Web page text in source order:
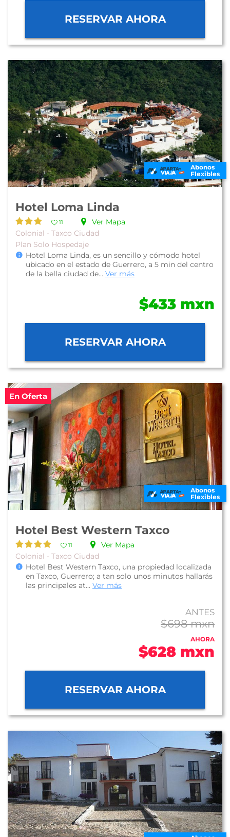
RESERVAR AHORA
Abonos
Flexibles
Hotel Loma Linda
11
Ver Mapa
Colonial - Taxco Ciudad
Plan Solo Hospedaje
Hotel Loma Linda, es un sencillo y cómodo hotel
ubicado en el estado de Guerrero, a 5 min del centro
de la bella ciudad de... Ver más
$433 mxn
RESERVAR AHORA
En Oferta
Abonos
Flexibles
Hotel Best Western Taxco
11
Ver Mapa
Colonial - Taxco Ciudad
Hotel Best Western Taxco, una propiedad localizada
en Taxco, Guerrero; a tan solo unos minutos hallarás
las principales at... Ver más
ANTES
$698 mxn
AHORA
$628 mxn
RESERVAR AHORA